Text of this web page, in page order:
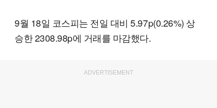
9월 18일 코스피는 전일 대비 5.97p(0.26%) 상
승한 2308.98p에 거래를 마감했다.
ADVERTISEMENT